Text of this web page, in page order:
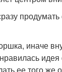
продумать
иначе
идея